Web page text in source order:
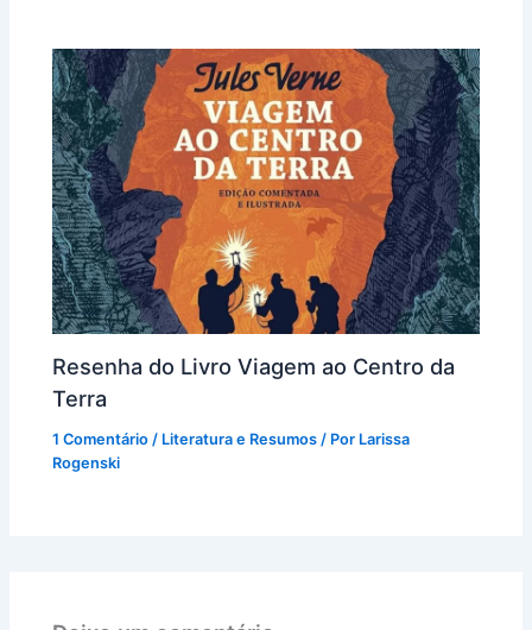
Resenha do Livro Viagem ao Centro da
Terra
1 Comentário / Literatura e Resumos / Por Larissa
Rogenski